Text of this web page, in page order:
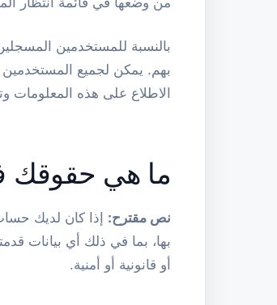
بالنسبة للمستخدمين
بهم. يمكن لجميع
الاطلاع على هذه المعلومات
ما هي حقوقك
نص مقترح: إذا كان لديك
بها، بما في ذلك أي بيانات
أو قانونية أو أمنية.